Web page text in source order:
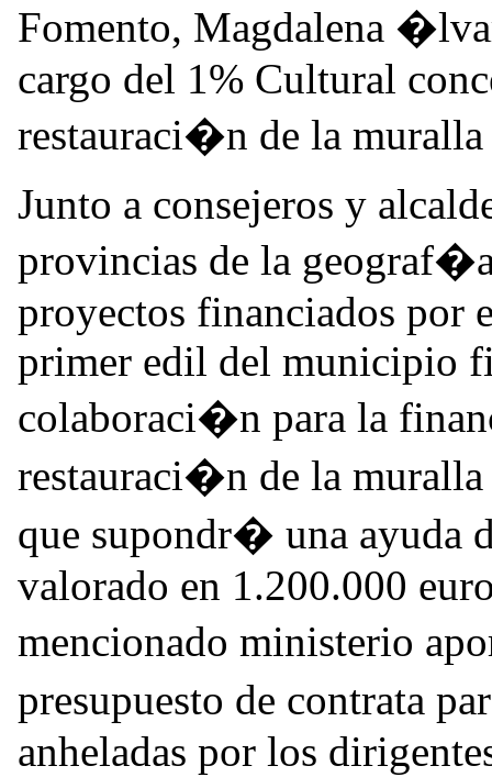
Fomento, Magdalena
cargo del 1% Cultural
restauraci�n de la
Junto a consejeros y
provincias de la
proyectos financiados por
primer edil del municipio
colaboraci�n para la
restauraci�n de la
que supondr� una ayuda
valorado en 1.200.000
mencionado ministerio
presupuesto de contrata
anheladas por los